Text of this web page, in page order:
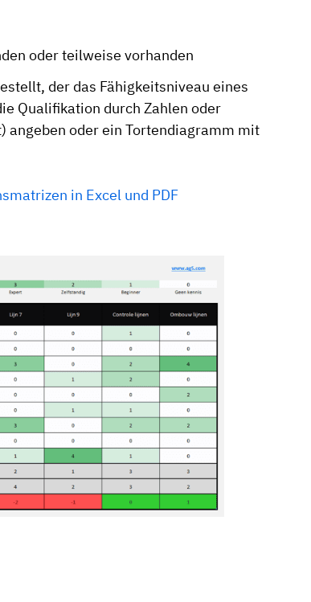
oder teilweise vorhanden
der das Fähigkeitsniveau eines
Qualifikation durch Zahlen oder
angeben oder ein Tortendiagramm mit
in Excel und PDF